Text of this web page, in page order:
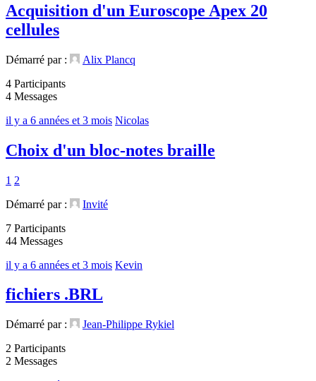
Acquisition d'un Euroscope Apex 20
cellules
Démarré par :
Alix Plancq
4 Participants
4 Messages
il y a 6 années et 3 mois Nicolas
Choix d'un bloc-notes braille
1 2
Démarré par :
Invité
7 Participants
44 Messages
il y a 6 années et 3 mois Kevin
fichiers .BRL
Démarré par :
Jean-Philippe Rykiel
2 Participants
2 Messages